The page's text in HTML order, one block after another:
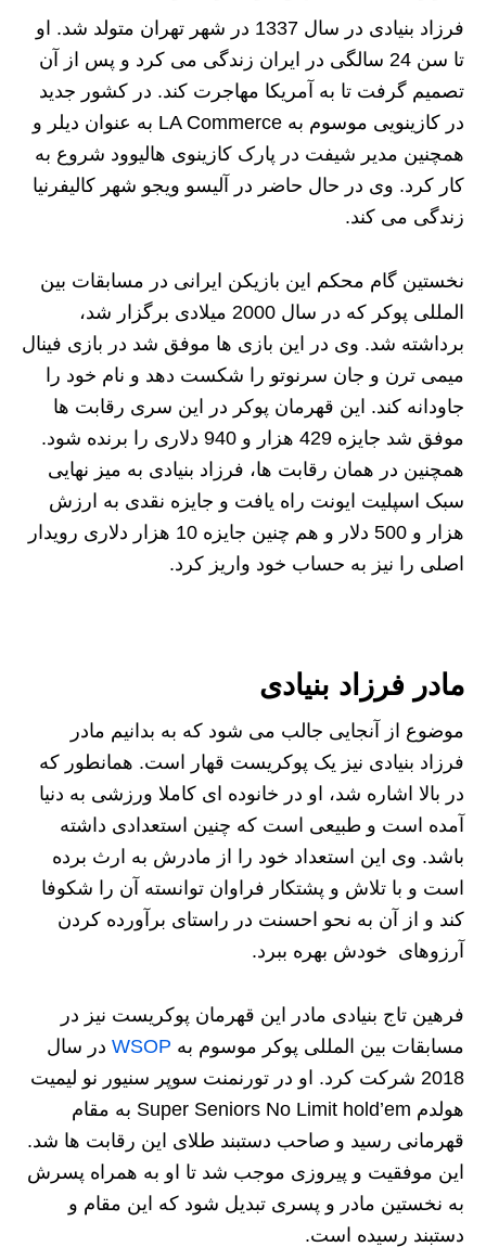
فرزاد بنیادی در سال 1337 در شهر تهران متولد شد. او
تا سن 24 سالگی در ایران زندگی می کرد و پس از آن
تصمیم گرفت تا به آمریکا مهاجرت کند. در کشور جدید
در کازینویی موسوم به LA Commerce به عنوان دیلر و
همچنین مدیر شیفت در پارک کازینوی هالیوود شروع به
کار کرد. وی در حال حاضر در آلیسو ویجو شهر کالیفرنیا
زندگی می کند.
نخستین گام محکم این بازیکن ایرانی در مسابقات بین
المللی پوکر که در سال 2000 میلادی برگزار شد،
برداشته شد. وی در این بازی ها موفق شد در بازی فینال
میمی ترن و جان سرنوتو را شکست دهد و نام خود را
جاودانه کند. این قهرمان پوکر در این سری رقابت ها
موفق شد جایزه 429 هزار و 940 دلاری را برنده شود.
همچنین در همان رقابت ها، فرزاد بنیادی به میز نهایی
سبک اسپلیت ایونت راه یافت و جایزه نقدی به ارزش
هزار و 500 دلار و هم چنین جایزه 10 هزار دلاری رویدار
اصلی را نیز به حساب خود واریز کرد.
مادر فرزاد بنیادی
موضوع از آنجایی جالب می شود که به بدانیم مادر
فرزاد بنیادی نیز یک پوکریست قهار است. همانطور که
در بالا اشاره شد، او در خانوده ای کاملا ورزشی به دنیا
آمده است و طبیعی است که چنین استعدادی داشته
باشد. وی این استعداد خود را از مادرش به ارث برده
است و با تلاش و پشتکار فراوان توانسته آن را شکوفا
کند و از آن به نحو احسنت در راستای برآورده کردن
آرزوهای خودش بهره ببرد.
فرهین تاج بنیادی مادر این قهرمان پوکریست نیز در
مسابقات بین المللی پوکر موسوم به WSOP در سال
2018 شرکت کرد. او در تورنمنت سوپر سنیور نو لیمیت
هولدم Super Seniors No Limit hold’em به مقام
قهرمانی رسید و صاحب دستبند طلای این رقابت ها شد.
این موفقیت و پیروزی موجب شد تا او به همراه پسرش
به نخستین مادر و پسری تبدیل شود که این مقام و
دستبند رسیده است.